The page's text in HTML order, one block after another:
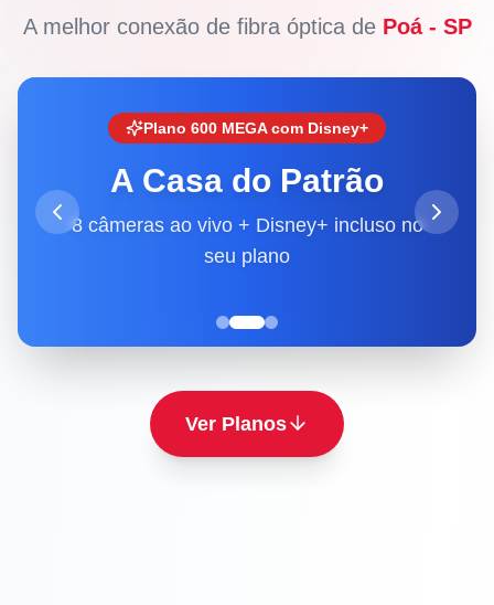
A melhor conexão de fibra óptica de Poá - SP
Plano 600 MEGA com Disney+
A Casa do Patrão
8 câmeras ao vivo + Disney+ incluso no
seu plano
Ver Planos